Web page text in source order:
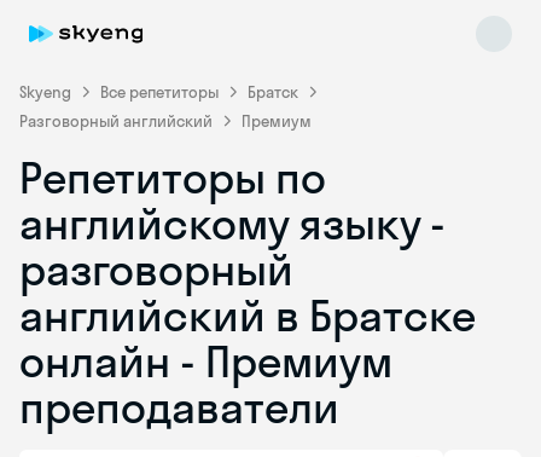
Skyeng Все репетиторы
Братск
Разговорный английский
Премиум
Репетиторы по
английскому языку -
разговорный
английский в Братске
онлайн - Премиум
преподаватели
Skyeng Chat